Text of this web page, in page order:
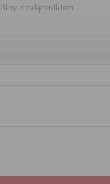
z załącznikiem